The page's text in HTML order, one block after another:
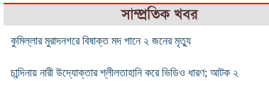
সাম্প্রতিক খবর
কুমিল্লার মুরাদনগরে বিষাক্ত মদ পানে ২ জনের মৃত্যু
চান্দিনায় নারী উদ্যোক্তার শ্লীলতাহানি করে ভিডিও ধারণ; আটক ২